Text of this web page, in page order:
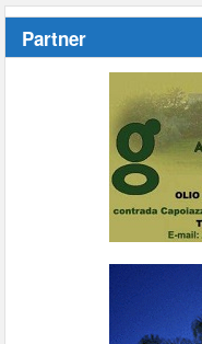
Partner